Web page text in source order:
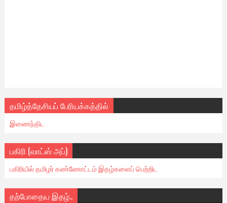
தமிழ்த்தேசியப் பேரியக்கத்தில்
இணைந்திட
பகிரி (வாட்ஸ் அப்)
பகிரியில் தமிழர் கண்ணோட்டம் இதழ்களைப் பெற்றிட
தற்போதைய இதழ்..